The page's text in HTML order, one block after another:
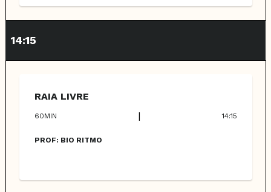
14:15
RAIA LIVRE
60MIN | 14:15
PROF: BIO RITMO